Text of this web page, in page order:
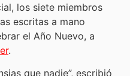
los siete miembros
escritas a mano
el Año Nuevo, a
.
que nadie”, escribió